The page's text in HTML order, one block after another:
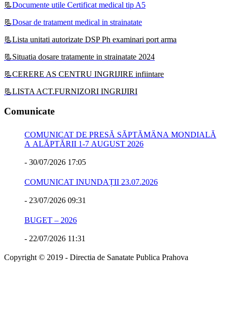
📃Documente utile Certificat medical tip A5
📃Dosar de tratament medical in strainatate
📃Lista unitati autorizate DSP Ph examinari port arma
📃Situatia dosare tratamente in strainatate 2024
📃CERERE AS CENTRU INGRIJIRE infiintare
📃LISTA ACT.FURNIZORI INGRIJIRI
Comunicate
COMUNICAT DE PRESĂ SĂPTĂMÂNA MONDIALĂ
A ALĂPTĂRII 1-7 AUGUST 2026
- 30/07/2026 17:05
COMUNICAT INUNDAȚII 23.07.2026
- 23/07/2026 09:31
BUGET – 2026
- 22/07/2026 11:31
Copyright © 2019 - Directia de Sanatate Publica Prahova